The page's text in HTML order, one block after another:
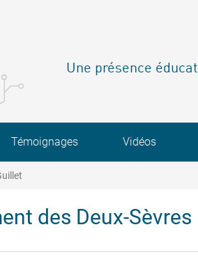
Une présence
Témoignages Vidéos
des Deux-Sèvres